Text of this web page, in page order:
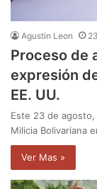
Agustin Leon
Proceso de
expresión
EE. UU.
Este 23 de
Milicia Bolivariana
Ver Mas »